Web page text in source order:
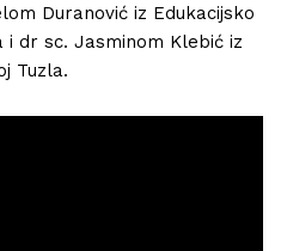
Duranović iz Edukacijsko
dr sc. Jasminom Klebić iz
Tuzla.